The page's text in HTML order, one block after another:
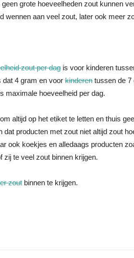
grote hoeveelheden zout kunnen
wennen aan veel zout, later ook meer
zout per dag is voor kinderen
dat 4 gram en voor kinderen tussen de 7
maximale hoeveelheid per dag.
altijd op het etiket te letten en thuis
dat producten met zout niet altijd zout
ook koekjes en alledaags producten
zij te veel zout binnen krijgen.
zout binnen te krijgen.